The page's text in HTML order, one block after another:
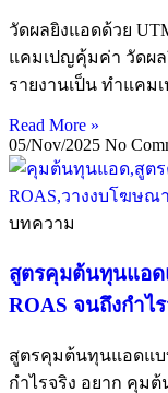
วัดผลยิงแอดด้วย
แคมเปญคุ้มค่า วัดผล
รายงานเป็น ทำแคมเ
Read More »
05/Nov/2025 No
บทความ
สูตรคุมต้นทุนแอด
ROAS จนถึงกำไ
สูตรคุมต้นทุนแอดแบ
กำไรจริง อยาก คุม